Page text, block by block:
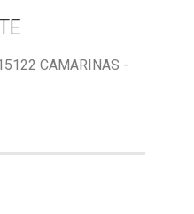
CAMARINAS -